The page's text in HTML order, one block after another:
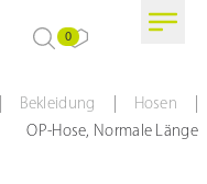
0
Bekleidung Hosen
OP-Hose, Normale Länge